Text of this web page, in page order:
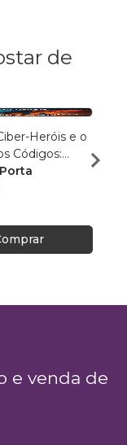
de
Heróis e o
Códigos:
R$
e venda de